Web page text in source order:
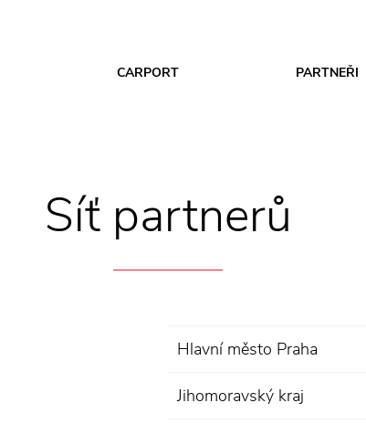
CARPORT PARTNEŘI
Síť partnerů
Hlavní město Praha
Jihomoravský kraj